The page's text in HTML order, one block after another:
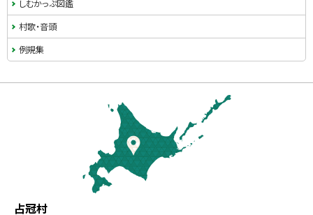
しむかっぷ図鑑
村歌・音頭
例規集
北
占冠村役